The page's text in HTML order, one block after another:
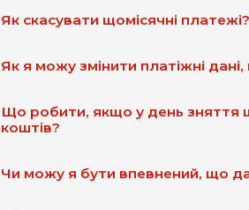
Як скасувати щомісячні платежі?
Як я можу змінити платіжні
Що робити, якщо у день зняття
коштів?
Чи можу я бути впевнений, що